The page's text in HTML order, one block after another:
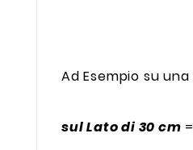
Ad Esempio su
sul Lato di 30 cm